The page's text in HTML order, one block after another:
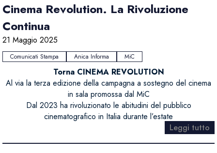
Cinema Revolution. La Rivoluzione
Continua
21 Maggio 2025
Comunicati Stampa Anica Informa MiC
Torna CINEMA REVOLUTION
Al via la terza edizione della campagna a sostegno del cinema
in sala promossa dal MiC
Dal 2023 ha rivoluzionato le abitudini del pubblico
cinematografico in Italia durante l’estate
Leggi tutto